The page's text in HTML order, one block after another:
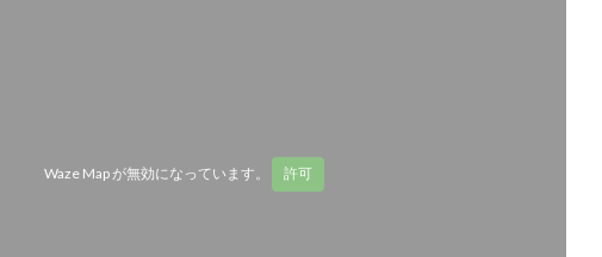
Waze Map が無効になっています。 許可